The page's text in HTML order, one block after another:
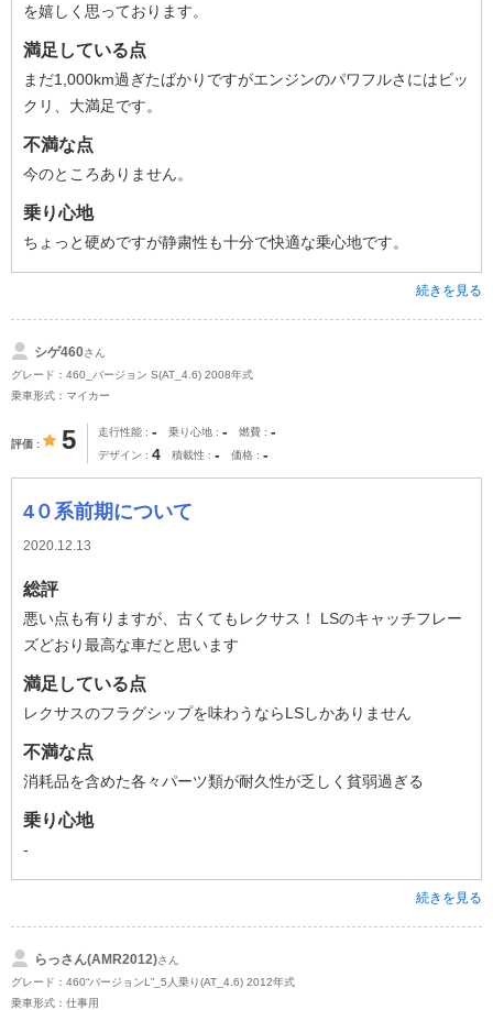
を嬉しく思っております。
満足している点
まだ1,000km過ぎたばかりですがエンジンのパワフルさにはビッ
クリ、大満足です。
不満な点
今のところありません。
乗り心地
ちょっと硬めですが静粛性も十分で快適な乗心地です。
続きを見る
シゲ460さん
グレード：460_バージョン S(AT_4.6) 2008年式
乗車形式：マイカー
評価 5 走行性能 - 乗り心地 - 燃費 -
デザイン 4 積載性 - 価格 -
4０系前期について
2020.12.13
総評
悪い点も有りますが、古くてもレクサス！ LSのキャッチフレー
ズどおり最高な車だと思います
満足している点
レクサスのフラグシップを味わうならLSしかありません
不満な点
消耗品を含めた各々パーツ類が耐久性が乏しく貧弱過ぎる
乗り心地
-
続きを見る
らっさん(AMR2012)さん
グレード：460“バージョンL”_5人乗り(AT_4.6) 2012年式
乗車形式：仕事用